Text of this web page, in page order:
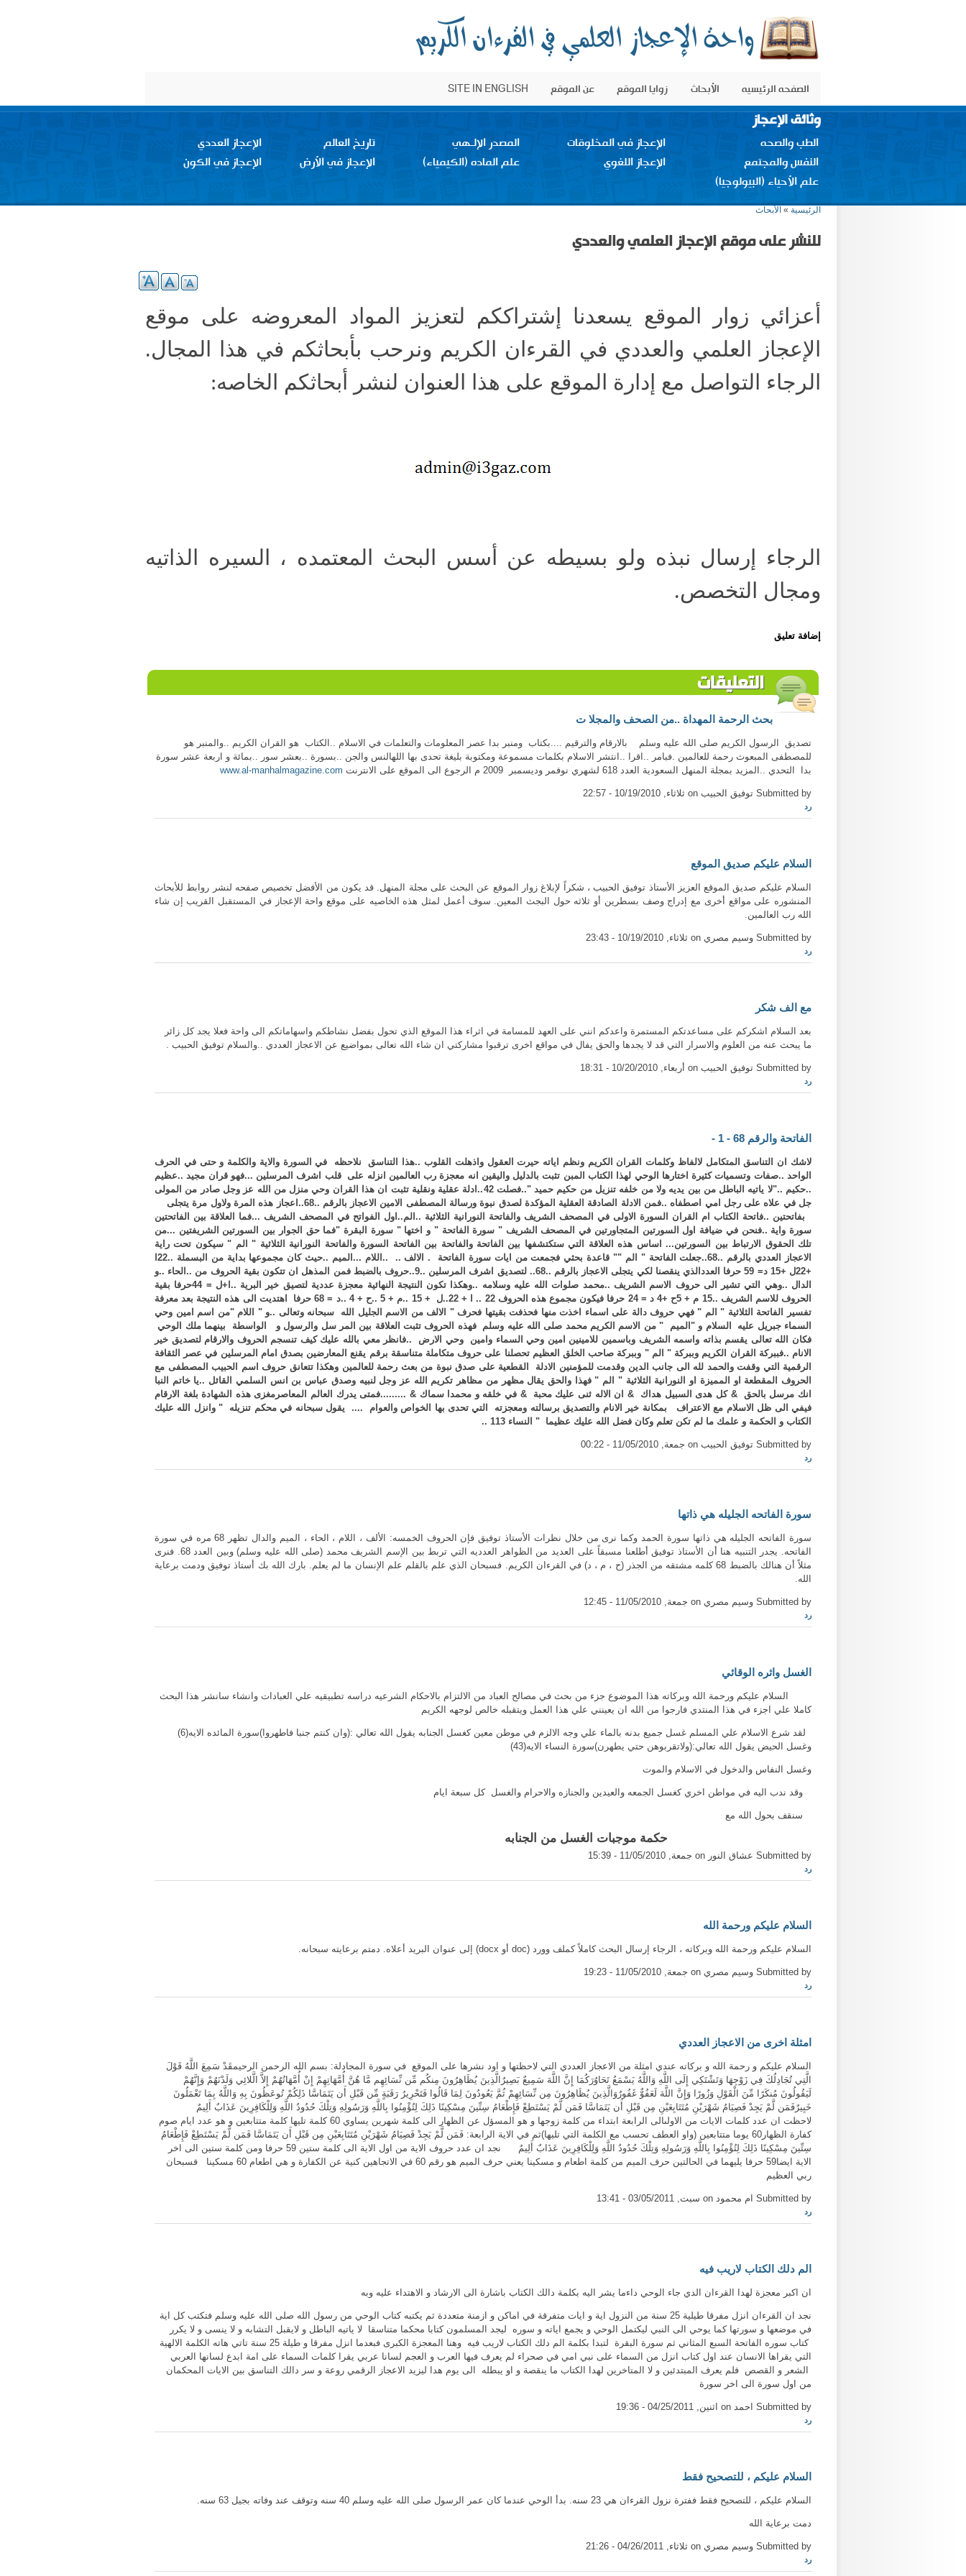
الصفحه الرئيسيه الأبحاث زوايا الموقع عن الموقع SITE IN ENGLISH
وثائق الإعجاز
الطب والصحه الإعجاز في المخلوقات المصدر الإلـهي تاريخ العالم
الإعجاز العددي
النفس والمجتمع
الإعجاز اللغوي علم الماده (الكيمياء) الإعجاز في الأرض
الإعجاز في الكون
علم الأحياء (البيولوجيا)
أنت هنا
الرئيسية » الأبحاث
للنشر على موقع الإعجاز العلمي والعددي
أعزائي زوار الموقع يسعدنا إشتراككم لتعزيز المواد المعروضه على موقع
الإعجاز العلمي والعددي في القرءان الكريم ونرحب بأبحاثكم في هذا المجال.
الرجاء التواصل مع إدارة الموقع على هذا العنوان لنشر أبحاثكم الخاصه:
الرجاء إرسال نبذه ولو بسيطه عن أسس البحث المعتمده ، السيره الذاتيه
ومجال التخصص.
إضافة تعليق
التعليقات
بحث الرحمة المهداة ..من الصحف والمجلا ت
تصديق الرسول الكريم صلى الله عليه وسلم بالارقام والترقيم ....بكتاب ومنبر بدا عصر المعلومات والتعلمات في الاسلام ..الكتاب هو القران الكريم ..والمنبر هو
للمصطفى المبعوث رحمة للعالمين .فبامر ..اقرا ..انتشر الاسلام بكلمات مسموعة ومكتوبة بليغة تحدى بها اللهالنس والجن ..بسورة ..بعشر سور ..بمائة و اربعة عشر سورة
بدا التحدي ..المزيد بمجلة المنهل السعودية العدد 618 لشهري نوفمر وديسمبر 2009 م الرجوع الى الموقع على الانترنت
www.al-manhalmagazine.com
Submitted by توفيق الحبيب on ثلاثاء, 10/19/2010 - 22:57
رد
السلام عليكم صديق الموقع
السلام عليكم صديق الموقع العزيز الأستاذ توفيق الحبيب ، شكراً لإبلاغ زوار الموقع عن البحث على مجلة المنهل. قد يكون من الأفضل تخصيص صفحه لنشر روابط للأبحاث
المنشوره على مواقع أخرى مع إدراج وصف بسطرين أو ثلاثه حول البجث المعين. سوف أعمل لمثل هذه الخاصيه على موقع واحة الإعجاز في المستقبل القريب إن شاء
الله رب العالمين.
Submitted by وسيم مصري on ثلاثاء, 10/19/2010 - 23:43
رد
مع الف شكر
بعد السلام اشكركم على مساعدتكم المستمرة واعدكم انني على العهد للمسامة في اثراء هذا الموقع الذي تحول بفضل نشاطكم واسهاماتكم الى واحة فعلا يجد كل زائر
ما يبحث عنه من العلوم والاسرار التي قد لا يجدها والحق يفال في مواقع اخرى ترقبوا مشاركتي ان شاء الله تعالى بمواضيع عن الاعجاز العددي ..والسلام توفيق الحبيب .
Submitted by توفيق الحبيب on أربعاء, 10/20/2010 - 18:31
رد
الفاتحة والرقم 68 - 1 -
لاشك ان التناسق المتكامل لالفاظ وكلمات القران الكريم ونظم اياته حيرت العقول واذهلت القلوب ..هذا التناسق نلاحظه في السورة والاية والكلمة و حتى في الحرف
الواحد ..صفات وتسميات كثيرة اختارها الوحي لهذا الكتاب المبن تثبت بالدليل واليقين انه معجزة رب العالمين انزله على قلب اشرف المرسلين ...فهو قران مجيد ..عظيم
..حكيم .."لا ياتيه الباطل من بين يديه ولا من خلفه تنزيل من حكيم حميد "..فصلت 42..ادلة عقلية ونقلية تثبت ان هذا القران وحي منزل من الله عز وجل صادر من المولى
جل في علاه على رجل امي اصطفاه ..فمن الادلة الصادقة العقلية المؤكدة لصدق نبوة ورسالة المصطفى الامين الاعجاز بالرقم ..68..اعجاز هذه المرة ولاول مرة يتجلى
بفاتحتين ..فاتحة الكتاب ام القران السورة الاولى في المصحف الشريف والفاتحة النورانية الثلاثية ..الم..اول الفواتح في المصحف الشريف ...فما العلاقة بين الفاتحتين
سورة واية ..فنحن في ضيافة اول السورتين المتجاورتين في المصحف الشريف " سورة الفاتحة " و اختها " سورة البقرة "فما حق الجوار بين السورتين الشريفتين ...من
تلك الحقوق الارتباط بين السورتين... اساس هذه العلاقة التي ستكتشفها بين الفاتحة والفاتحة بين الفاتحة السورة والفاتحة النورانية الثلاثية " الم " سيكون تحت راية
+22ل +15 د= 59 حرفا العددالذي ينقصنا لكي يتجلى الاعجاز بالرقم ..68.. لتصديق اشرف المرسلين ..9..حروف بالضبط فمن المذهل ان تتكون بقية الحروف من ..الحاء ..و
الدال ..وهي التي تشير الى حروف الاسم الشريف ..محمد صلوات الله عليه وسلامه ..وهكذا تكون النتيجة النهائية معجزة عددية لتصيق خير البرية ..ا+ل = 44حرفا بقية
الحروف للاسم الشريف ..15 م + 5ح +4 د = 24 حرفا فيكون مجموع هذه الحروف 22 .. ا + 22..ل + 15 ..م + 5 ..ح + 4 ..د = 68 حرفا اهتديت الى هذه النتيجة بعد معرفة
تفسير الفاتحة الثلاثية " الم " فهي حروف دالة على اسماء اخذت منها فحذفت بقيتها فحرف " الالف من الاسم الجليل الله سبحانه وتعالى ..و " اللام "من اسم امين وحي
السماء جبريل عليه السلام و "الميم " من الاسم الكريم محمد صلى الله عليه وسلم فهذه الحروف تثبت العلاقة بين المر سل والرسول و الواسطة بينهما ملك الوحي
فكان الله تعالى يقسم بذاته واسمه الشريف وباسمين للامينين امين وحي السماء وامين وحي الارض ..فانظر معي بالله عليك كيف تنسجم الحروف والارقام لتصديق خير
الانام ..فببركة القران الكريم وببركة " الم " وببركة صاحب الخلق العظيم تحصلنا على حروف متكاملة متناسقة برقم يقنع المعارضين بصدق امام المرسلين في عصر الثقافة
الرقمية التي وقفت والحمد لله الى جانب الدين وقدمت للمؤمنين الادلة القطعية على صدق نبوة من بعث رحمة للعالمين وهكذا تتعانق حروف اسم الحبيب المصطفى مع
الحروف المقطعة او المميزة او النورانية الثلاثية " الم " فهذا والحق يقال مظهر من مظاهر تكريم الله عز وجل لنبيه وصدق عباس بن انس السلمي القائل ..يا خاتم النبا
انك مرسل بالحق & كل هدى السبيل هداك & ان الاله ثنى عليك محبة & في خلقه و محمدا سماك & .........فمتى يدرك العالم المعاصرمغزى هذه الشهادة بلغة الارقام
فيفي الى ظل الاسلام مع الاعتراف بمكانة خير الانام والتصديق برسالته ومعجزته التي تحدى بها الخواص والعوام .... يقول سبحانه في محكم تنزيله " وانزل الله عليك
الكتاب و الحكمة و علمك ما لم تكن تعلم وكان فضل الله عليك عظيما " النساء 113 ..
Submitted by توفيق الحبيب on جمعة, 11/05/2010 - 00:22
رد
سورة الفاتحه الجليله هي ذاتها
سورة الفاتحه الجليله هي ذاتها سورة الحمد وكما نرى من خلال نظرات الأستاذ توفيق فإن الحروف الخمسه: الألف ، اللام ، الحاء ، الميم والدال تظهر 68 مره في سورة
الفاتحه. يجدر التنبيه هنا أن الأستاذ توفيق أطلعنا مسبقاً على العديد من الظواهر العدديه التي تربط بين الإسم الشريف محمد (صلى الله عليه وسلم) وبين العدد 68. فنرى
مثلاً أن هنالك بالضبط 68 كلمه مشتقه من الجذر (ح ، م ، د) في القرءان الكريم. فسبحان الذي علم بالقلم علم الإنسان ما لم يعلم. بارك الله بك أستاذ توفيق ودمت برعاية
الله.
Submitted by وسيم مصري on جمعة, 11/05/2010 - 12:45
رد
الغسل واثره الوقائي
السلام عليكم ورحمة الله وبركاته هذا الموضوع جزء من بحث في مصالح العباد من الالتزام بالاحكام الشرعيه دراسه تطبيقيه علي العبادات وانشاء سانشر هذا البحث
كاملا علي اجزء في هذا المنتدي فارجوا من الله ان يعينني علي هذا العمل ويتقبله خالص لوجهه الكريم
لقد شرع الاسلام علي المسلم غسل جميع بدنه بالماء علي وجه الالزم في موطن معين كغسل الجنابه يقول الله تعالي :(وان كنتم جنبا فاطهروا)سورة المائده الايه(6)
وغسل الحيض يقول الله تعالي:(ولاتقربوهن حتي يطهرن)سورة النساء الايه(43)
وغسل النفاس والدخول في الاسلام والموت
وقد ندب اليه في مواطن اخري كغسل الجمعه والعيدين والجنازه والاحرام والغسل كل سبعة ايام
سنقف بحول الله مع
حكمة موجبات الغسل من الجنابه
Submitted by عشاق النور on جمعة, 11/05/2010 - 15:39
رد
السلام عليكم ورحمة الله
السلام عليكم ورحمة الله وبركاته ، الرجاء إرسال البحث كاملاً كملف وورد (doc أو docx) إلى عنوان البريد أعلاه. دمتم برعايته سبحانه.
Submitted by وسيم مصري on جمعة, 11/05/2010 - 19:23
رد
امثلة اخرى من الاعجاز العددي
السلام عليكم و رحمة الله و بركاته عندي امثلة من الاعجاز العددي التي لاحظتها و اود نشرها على الموقع في سورة المجادلة: بسم الله الرحمن الرحيمقَدْ سَمِعَ اللَّهُ قَوْلَ
الَّتِي تُجَادِلُكَ فِي زَوْجِهَا وَتَشْتَكِي إِلَى اللَّهِ وَاللَّهُ يَسْمَعُ تَحَاوُرَكُمَا إِنَّ اللَّهَ سَمِيعٌ بَصِيرٌالَّذِينَ يُظَاهِرُونَ مِنكُم مِّن نِّسَائِهِم مَّا هُنَّ أُمَّهَاتِهِمْ إِنْ أُمَّهَاتُهُمْ إِلاَّ الَّلائِي وَلَدْنَهُمْ وَإِنَّهُمْ
لَيَقُولُونَ مُنكَرًا مِّنَ الْقَوْلِ وَزُورًا وَإِنَّ اللَّهَ لَعَفُوٌّ غَفُورٌوَالَّذِينَ يُظَاهِرُونَ مِن نِّسَائِهِمْ ثُمَّ يَعُودُونَ لِمَا قَالُوا فَتَحْرِيرُ رَقَبَةٍ مِّن قَبْلِ أَن يَتَمَاسَّا ذَلِكُمْ تُوعَظُونَ بِهِ وَاللَّهُ بِمَا تَعْمَلُونَ
خَبِيرٌفَمَن لَّمْ يَجِدْ فَصِيَامُ شَهْرَيْنِ مُتَتَابِعَيْنِ مِن قَبْلِ أَن يَتَمَاسَّا فَمَن لَّمْ يَسْتَطِعْ فَإِطْعَامُ سِتِّينَ مِسْكِينًا ذَلِكَ لِتُؤْمِنُوا بِاللَّهِ وَرَسُولِهِ وَتِلْكَ حُدُودُ اللَّهِ وَلِلْكَافِرِينَ عَذَابٌ أَلِيمٌ
لاحظت ان عدد كلمات الايات من الاولىالى الرابعة ابتداء من كلمة زوجها و هو المسؤل عن الظهار الى كلمة شهرين يساوي 60 كلمة تليها كلمة متتابعين و هو عدد ايام صوم
كفارة الظهار60 يوما متتابعين (واو العطف تحسب مع الكلمة التي تليها)ثم في الاية الرابعة: فَمَن لَّمْ يَجِدْ فَصِيَامُ شَهْرَيْنِ مُتَتَابِعَيْنِ مِن قَبْلِ أَن يَتَمَاسَّا فَمَن لَّمْ يَسْتَطِعْ فَإِطْعَامُ
سِتِّينَ مِسْكِينًا ذَلِكَ لِتُؤْمِنُوا بِاللَّهِ وَرَسُولِهِ وَتِلْكَ حُدُودُ اللَّهِ وَلِلْكَافِرِينَ عَذَابٌ أَلِيمٌ نجد ان عدد حروف الاية من اول الاية الى كلمة ستين 59 حرفا ومن كلمة ستين الى اخر
الاية ايضا59 حرفا يليهما في الحالتين حرف الميم من كلمة اطعام و مسكينا يعني حرف الميم هو رقم 60 في الاتجاهين كنية عن الكفارة و هي اطعام 60 مسكينا فسبحان
ربي العظيم
Submitted by ام محمود on سبت, 03/05/2011 - 13:41
رد
الم دلك الكتاب لاريب فيه
ان اكبر معجزة لهدا القرءان الدي جاء الوحي داءما يشر اليه بكلمة دالك الكتاب باشارة الى الارشاد و الاهتداء عليه وبه
نجد ان القرءان انزل مفرقا طيلية 25 سنة من النزول اية و ايات متفرقة في اماكن و ازمنة متعددة ثم يكتبه كتاب الوحي من رسول الله صلى الله عليه وسلم فتكتب كل اية
في موضعها و سورتها كما يوحي الى النبي ليكتمل الوحي و يجمع اياته و سوره ليجد المسلمون كتابا محكما متناسقا لا ياتيه الباطل و لايقبل التشابه و لا ينسى و لا يكرر
كتاب سوره الفاتحة السبع المثاني ثم سورة البقرة لتبدا بكلمة الم دلك الكتاب لاريب فيه وهنا المعجزة الكبرى فبعدما انزل مفرقا و طيلة 25 سنة تاتي هاته الكلمة الالهية
التي يقراها الانسان عند اول كتاب انزل من السماء على نبي امي في صحراء لم يعرف فيها العرب و العجم لسانا عربي يقرا كلمات السماء على امة ابدع لسانها العربي
الشعر و القصص فلم يعرف المبتدئين و لا المتاخرين لهدا الكتاب ما ينقصة و او يبطله الى يوم هدا ليزيد الاعجاز الرقمي روعة و سر دالك التناسق بين الايات المحكمان
من اول سورة الى اخر سورة
Submitted by احمد on اثنين, 04/25/2011 - 19:36
رد
السلام عليكم ، للتصحيح فقط
السلام عليكم ، للتصحيح فقط ففترة نزول القرءان هي 23 سنه. بدأ الوحي عندما كان عمر الرسول صلى الله عليه وسلم 40 سنه وتوقف عند وفاته بجيل 63 سنه.
دمت برعاية الله
Submitted by وسيم مصري on ثلاثاء, 04/26/2011 - 21:26
رد